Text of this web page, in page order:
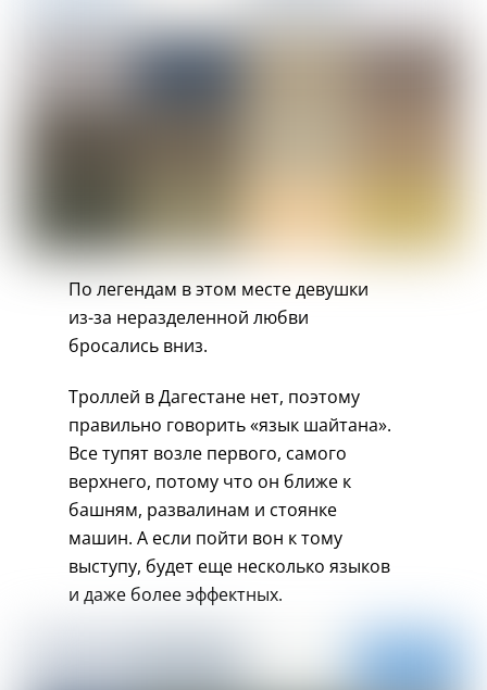
По легендам в этом месте девушки
из-за неразделенной любви
бросались вниз.
Троллей в Дагестане нет, поэтому
правильно говорить «язык шайтана».
Все тупят возле первого, самого
верхнего, потому что он ближе к
башням, развалинам и стоянке
машин. А если пойти вон к тому
выступу, будет еще несколько языков
и даже более эффектных.